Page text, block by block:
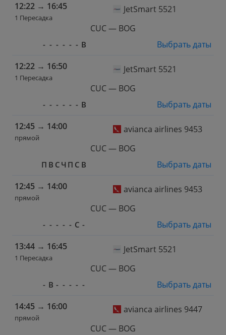
12:22 → 16:45
1 Пересадка
JetSmart 5521
CUC — BOG
- - - - - - В
Выбрать даты
12:22 → 16:50
1 Пересадка
JetSmart 5521
CUC — BOG
- - - - - - В
Выбрать даты
12:45 → 14:00
прямой
avianca airlines 9453
CUC — BOG
П В С Ч П С В
Выбрать даты
12:45 → 14:00
прямой
avianca airlines 9453
CUC — BOG
- - - - - С -
Выбрать даты
13:44 → 16:45
1 Пересадка
JetSmart 5521
CUC — BOG
- В - - - - -
Выбрать даты
14:45 → 16:00
прямой
avianca airlines 9447
CUC — BOG